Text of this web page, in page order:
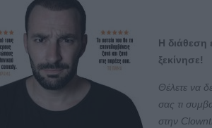
Η διάθεση
ξεκίνησε!
Θέλετε να
σας τι
στην